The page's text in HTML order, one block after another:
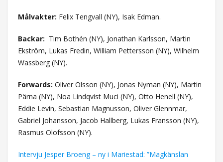
Målvakter: Felix Tengvall (NY), Isak Edman.
Backar: Tim Bothén (NY), Jonathan Karlsson, Martin
Ekström, Lukas Fredin, William Pettersson (NY), Wilhelm
Wassberg (NY).
Forwards: Oliver Olsson (NY), Jonas Nyman (NY), Martin
Pärna (NY), Noa Lindqvist Muci (NY), Otto Henell (NY),
Eddie Levin, Sebastian Magnusson, Oliver Glennmar,
Gabriel Johansson, Jacob Hallberg, Lukas Fransson (NY),
Rasmus Olofsson (NY).
Intervju Jesper Broeng – ny i Mariestad: ”Magkänslan